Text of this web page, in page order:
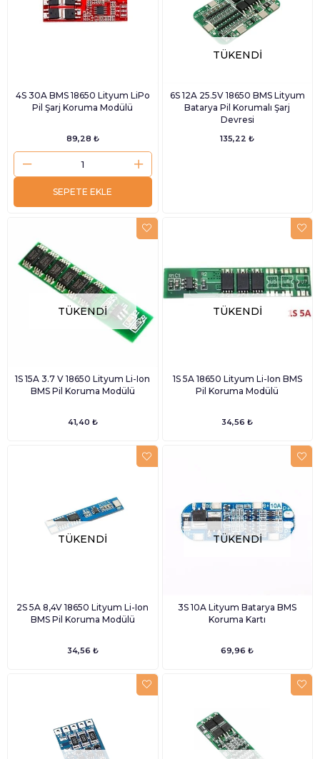
4S 30A BMS 18650 Lityum LiPo
Pil Şarj Koruma Modülü
89,28 ₺
SEPETE EKLE
TÜKENDI
6S 12A 25.5V 18650 BMS Lityum
Batarya Pil Korumalı Şarj
Devresi
135,22 ₺
TÜKENDI
1S 15A 3.7 V 18650 Lityum Li-Ion
BMS Pil Koruma Modülü
41,40 ₺
TÜKENDI
1S 5A 18650 Lityum Li-Ion BMS
Pil Koruma Modülü
34,56 ₺
TÜKENDI
2S 5A 8,4V 18650 Lityum Li-Ion
BMS Pil Koruma Modülü
34,56 ₺
TÜKENDI
3S 10A Lityum Batarya BMS
Koruma Kartı
69,96 ₺